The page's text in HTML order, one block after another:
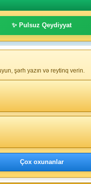
✨ Pulsuz Qeydiyyat
şərh yazın və reytinq verin.
Çox oxunanlar